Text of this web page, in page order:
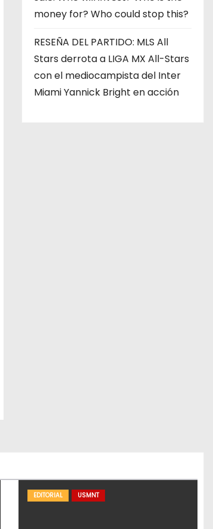
money for? Who could stop this?
RESEÑA DEL PARTIDO: MLS All
Stars derrota a LIGA MX All-Stars
con el mediocampista del Inter
Miami Yannick Bright en acción
EDITORIAL USMNT